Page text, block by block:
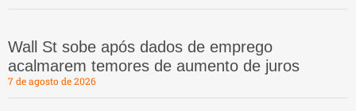
Wall St sobe após dados de emprego
acalmarem temores de aumento de juros
7 de agosto de 2026